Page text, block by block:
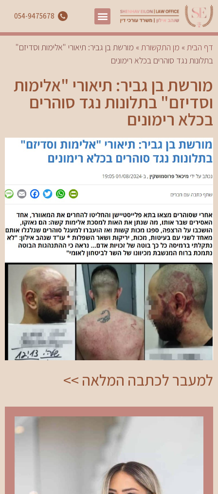
054-9475678
דף הבית» מן התקשורת» מורשת בן גביר: תיאורי "אלימות וסדיזם"
בתלונות נגד סוהרים בכלא רימונים
מורשת בן גביר: תיאורי "אלימות
וסדיזם" בתלונות נגד סוהרים
בכלא רימונים
למעבר לכתבה המלאה >>